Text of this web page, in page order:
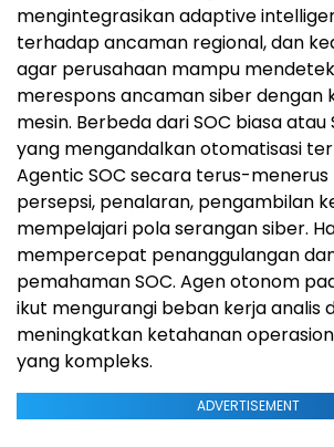
mengintegrasikan adaptive
terhadap ancaman regional, dan
agar perusahaan mampu
merespons ancaman siber dengan
mesin. Berbeda dari SOC biasa atau
yang mengandalkan otomatisasi
Agentic SOC secara terus-
persepsi, penalaran, pengambilan
mempelajari pola serangan siber.
mempercepat penanggulangan
pemahaman SOC. Agen otonom
ikut mengurangi beban kerja analis
meningkatkan ketahanan
yang kompleks.
ADVERTISEMENT